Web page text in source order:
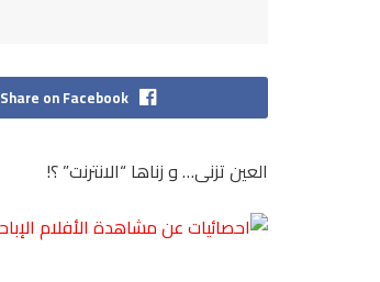
Share on Facebook
العين تزنى… و زناها “الانترنت” ؟!